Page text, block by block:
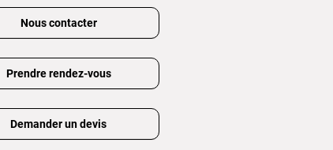
Nous contacter
Prendre rendez-vous
Demander un devis